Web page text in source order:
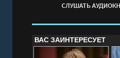
СЛУШАТЬ